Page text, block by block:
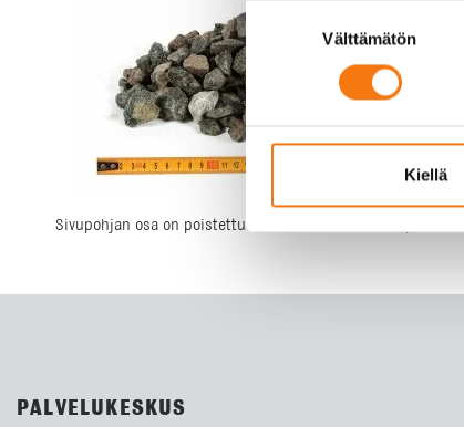
Suostumuksen
valinta
Välttämätön
Kiellä
Sivupohjan osa on poistettu tai se ei ole saatavilla: post-
PALVELUKESKUS